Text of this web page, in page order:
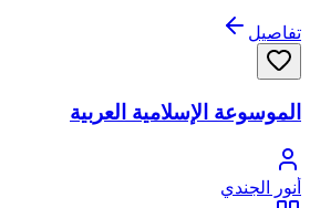
تفاصيل
الموسوعة الإسلامية العربية
أنور الجندي